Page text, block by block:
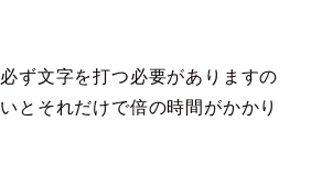
ず文字を打つ必要がありますの
とそれだけで倍の時間がかかり